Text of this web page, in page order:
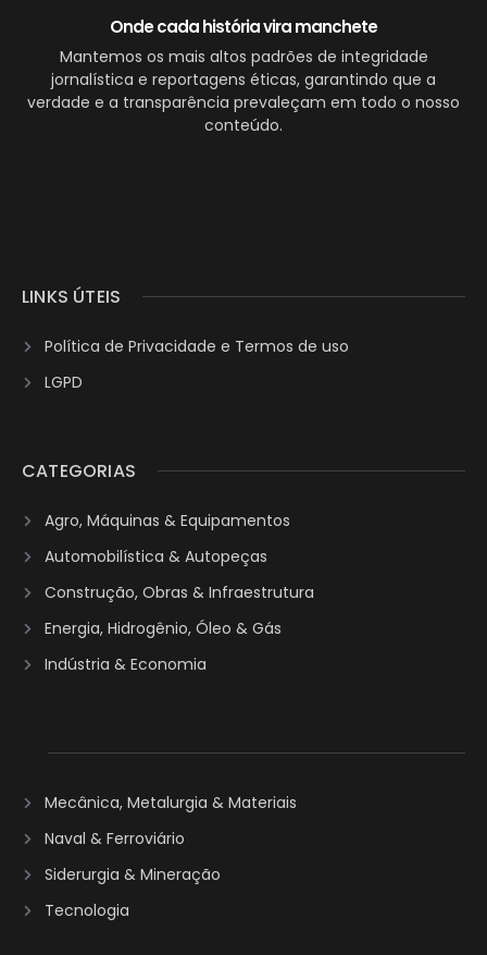
Onde cada história vira manchete
Mantemos os mais altos padrões de integridade
jornalística e reportagens éticas, garantindo que a
verdade e a transparência prevaleçam em todo o nosso
conteúdo.
LINKS ÚTEIS
Política de Privacidade e Termos de uso
LGPD
CATEGORIAS
Agro, Máquinas & Equipamentos
Automobilística & Autopeças
Construção, Obras & Infraestrutura
Energia, Hidrogênio, Óleo & Gás
Indústria & Economia
Mecânica, Metalurgia & Materiais
Naval & Ferroviário
Siderurgia & Mineração
Tecnologia